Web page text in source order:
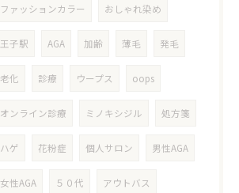
ファッションカラー おしゃれ染め
王子駅 AGA 加齢 薄毛 発毛
老化 診療 ウープス oops
オンライン診療 ミノキシジル 処方箋
ハゲ 花粉症 個人サロン 男性AGA
女性AGA ５０代 アウトバス